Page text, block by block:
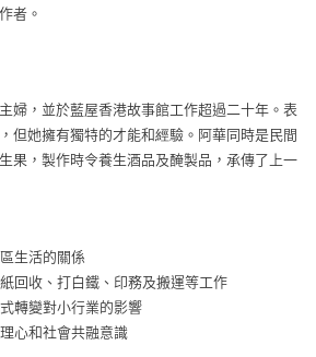
者。
婦，並於藍屋香港故事館工作超過二十年。表
但她擁有獨特的才能和經驗。阿華同時是民間
果，製作時令養生酒品及醃製品，承傳了上一
生活的關係
回收、打白鐵、印務及搬運等工作
轉變對小行業的影響
心和社會共融意識